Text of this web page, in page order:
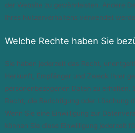
der Website zu gewährleisten. Andere
Ihres Nutzerverhaltens verwendet
Welche Rechte haben Sie
Sie haben jederzeit das Recht,
Herkunft, Empfänger und Zweck Ihrer
personenbezogenen Daten zu erhalten.
Recht, die Berichtigung oder Löschung
Wenn Sie eine Einwilligung zur
können Sie diese Einwilligung jederzeit